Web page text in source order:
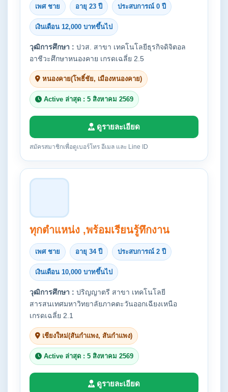
เพศ ชาย อายุ 23 ปี ประสบการณ์ 0 ปี
เงินเดือน 12,000 บาทขึ้นไป
วุฒิการศึกษา : ปวส. สาขา เทคโนโลยีธุรกิจดิจิตอล
อาชีวะศึกษาหนองคาย เกรดเฉลี่ย 2.5
หนองคาย(โพธิ์ชัย, เมืองหนองคาย)
Active ล่าสุด : 5 สิงหาคม 2569
ดูรายละเอียด
สมัครสมาชิกเพื่อดูเบอร์โทร อีเมล และ Line ID
ทุกตำแหน่ง ,พร้อมเรียนรู้ทึกงาน
เพศ ชาย อายุ 34 ปี ประสบการณ์ 2 ปี
เงินเดือน 10,000 บาทขึ้นไป
วุฒิการศึกษา : ปริญญาตรี สาขา เทคโนโลยี
สารสนเทศมหาวิทยาลัยภาคตะวันออกเฉียงเหนือ
เกรดเฉลี่ย 2.1
เชียงใหม่(สันกำแพง, สันกำแพง)
Active ล่าสุด : 5 สิงหาคม 2569
ดูรายละเอียด